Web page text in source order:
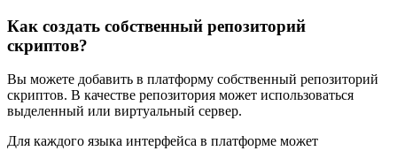
Как создать собственный репозиторий
скриптов?
Вы можете добавить в платформу собственный репозиторий
скриптов. В качестве репозитория может использоваться
выделенный или виртуальный сервер.
Для каждого языка интерфейса в платформе может